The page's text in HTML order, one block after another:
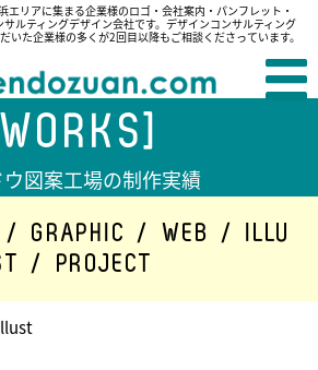
エリアに集まる企業様のロゴ・会社案内・パンフレット・
ルティングデザイン会社です。デザインコンサルティング
いた企業様の多くが2回目以降もご相談くださっています。
図案工場の制作実績
/ GRAPHIC / WEB /
ILLU
/ PROJECT